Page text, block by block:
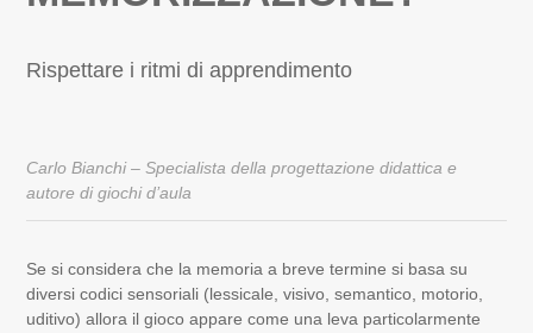
Rispettare i ritmi di apprendimento
Carlo Bianchi – Specialista della progettazione didattica e
autore di giochi d’aula
Se si considera che la memoria a breve termine si basa su
diversi codici sensoriali (lessicale, visivo, semantico, motorio,
uditivo) allora il gioco appare come una leva particolarmente